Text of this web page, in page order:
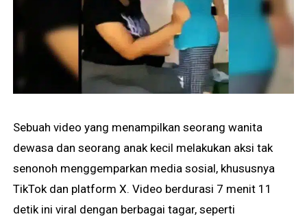
Sebuah video yang menampilkan seorang wanita
dewasa dan seorang anak kecil melakukan aksi tak
senonoh menggemparkan media sosial, khususnya
TikTok dan platform X. Video berdurasi 7 menit 11
detik ini viral dengan berbagai tagar, seperti